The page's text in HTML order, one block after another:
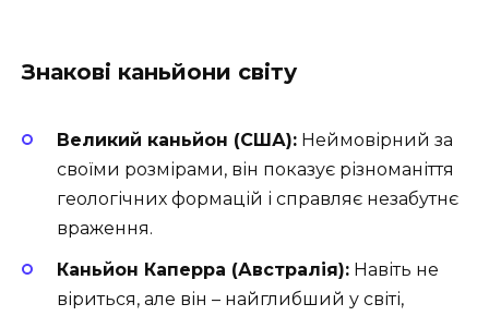
Знакові каньйони світу
Великий каньйон (США): Неймовірний за
своїми розмірами, він показує різноманіття
геологічних формацій і справляє незабутнє
враження.
Каньйон Каперра (Австралія): Навіть не
віриться, але він – найглибший у світі,